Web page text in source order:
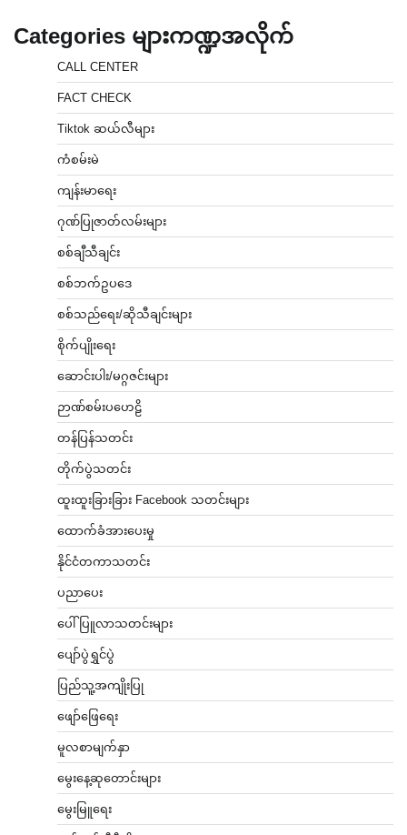
Categories များကဏ္ဍအလိုက်
CALL CENTER
FACT CHECK
Tiktok ဆယ်လီများ
ကံစမ်းမဲ
ကျန်းမာရေး
ဂုဏ်ပြုဇာတ်လမ်းများ
စစ်ချီသီချင်း
စစ်ဘက်ဥပဒေ
စစ်သည်ရေး/ဆိုသီချင်းများ
စိုက်ပျိုးရေး
ဆောင်းပါး/မဂ္ဂဇင်းများ
ဉာဏ်စမ်းပဟေဠိ
တန်ပြန်သတင်း
တိုက်ပွဲသတင်း
ထူးထူးခြားခြား Facebook သတင်းများ
ထောက်ခံအားပေးမှု
နိုင်ငံတကာသတင်း
ပညာပေး
ပေါ်ပြူလာသတင်းများ
ပျော်ပွဲရွှင်ပွဲ
ပြည်သူ့အကျိုးပြု
ဖျော်ဖြေရေး
မူလစာမျက်နှာ
မွေးနေ့ဆုတောင်းများ
မွေးမြူရေး